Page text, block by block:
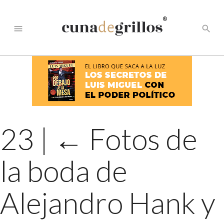
menu
®
search
23 | ← Fotos de
la boda de
Alejandro Hank y